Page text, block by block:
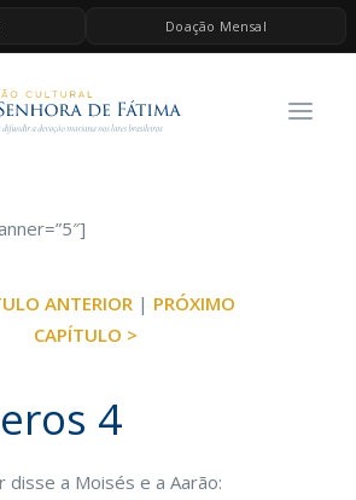
Doação Mensal
ANTERIOR | PRÓXIMO
CAPÍTULO >
4
disse a Moisés e a Aarão: